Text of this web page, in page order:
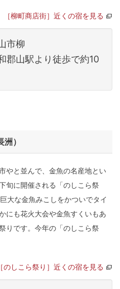
［柳町商店街］近くの宿を見る
市柳
山駅より徒歩で約10
）
やと並んで、金魚の名産地とい
旬に開催される「のしこら祭
大な金魚みこしをかついでタイ
にも花火大会や金魚すくいもあ
りです。今年の「のしこら祭
［のしこら祭り］近くの宿を見る